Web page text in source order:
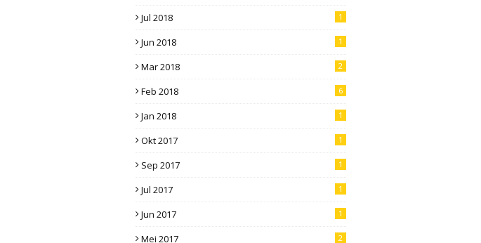
Jul 2018 1
Jun 2018 1
Mar 2018 2
Feb 2018 6
Jan 2018 1
Okt 2017 1
Sep 2017 1
Jul 2017 1
Jun 2017 1
Mei 2017 2